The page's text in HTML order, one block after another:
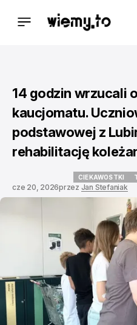
14 godzin wrzucali
kaucjomatu.
podstawowej z
rehabilitację
CIEKAWOSTKI
cze 20, 2026przez Jan Stefaniak